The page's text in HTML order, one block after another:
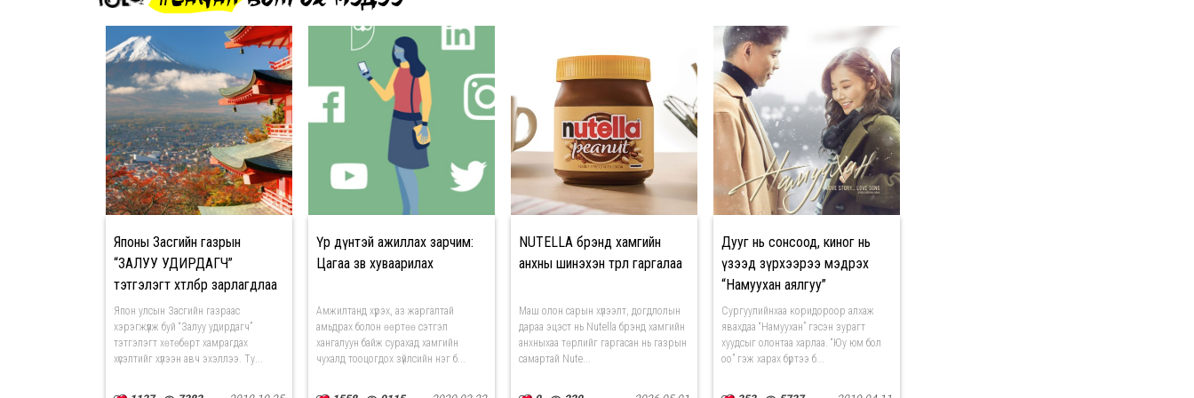
Японы Засгийн газрын
“ЗАЛУУ УДИРДАГЧ”
тэтгэлэгт хөтөлбөр зарлагдлаа
Япон улсын Засгийн газраас
хэрэгжүүлж буй “Залуу удирдагч”
тэтгэлэгт хөтөбөрт хамрагдах
хүсэлтийг хүлээн авч эхэллээ. Ту...
Үр дүнтэй ажиллах зарчим:
Цагаа зөв хуваарилах
Амжилтанд хүрэх, аз жаргалтай
амьдрах болон өөртөө сэтгэл
хангалуун байж сурахад хамгийн
чухалд тооцогдох зүйлсийн нэг б...
NUTELLA брэнд хамгийн
анхны шинэхэн төрлөө гаргалаа
Маш олон сарын хүлээлт, догдлолын
дараа эцэст нь Nutella брэнд хамгийн
анхныхаа төрлийг гаргасан нь газрын
самартай Nute...
Дууг нь сонсоод, киног нь
үзээд зүрхээрээ мэдрэх
“Намуухан аялгуу”
Сургуулийнхаа коридороор алхаж
явахдаа “Намуухан” гэсэн зурагт
хуудсыг олонтаа харлаа. “Юу юм бол
оо” гэж харах бүртээ б...